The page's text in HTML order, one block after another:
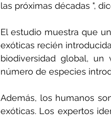
las próximas décadas ",
El estudio muestra que
exóticas recién
biodiversidad global,
número de especies
Además, los humanos
exóticas. Los expertos